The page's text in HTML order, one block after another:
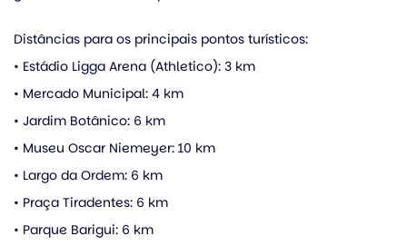
Distâncias para os principais pontos turísticos:
• Estádio Ligga Arena (Athletico): 3 km
• Mercado Municipal: 4 km
• Jardim Botânico: 6 km
• Museu Oscar Niemeyer: 10 km
• Largo da Ordem: 6 km
• Praça Tiradentes: 6 km
• Parque Barigui: 6 km